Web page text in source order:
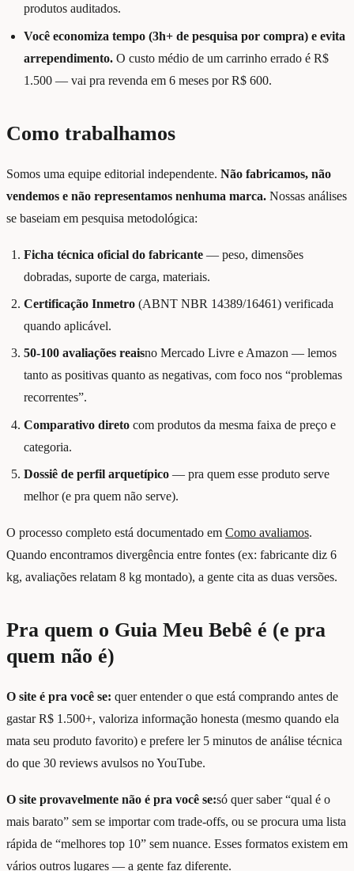
produtos auditados.
Você economiza tempo (3h+ de pesquisa por compra) e evita
arrependimento. O custo médio de um carrinho errado é R$
1.500 — vai pra revenda em 6 meses por R$ 600.
Como trabalhamos
Somos uma equipe editorial independente. Não fabricamos, não
vendemos e não representamos nenhuma marca. Nossas análises
se baseiam em pesquisa metodológica:
Ficha técnica oficial do fabricante — peso, dimensões
dobradas, suporte de carga, materiais.
Certificação Inmetro (ABNT NBR 14389/16461) verificada
quando aplicável.
50-100 avaliações reaisno Mercado Livre e Amazon — lemos
tanto as positivas quanto as negativas, com foco nos “problemas
recorrentes”.
Comparativo direto com produtos da mesma faixa de preço e
categoria.
Dossiê de perfil arquetípico — pra quem esse produto serve
melhor (e pra quem não serve).
O processo completo está documentado em Como avaliamos.
Quando encontramos divergência entre fontes (ex: fabricante diz 6
kg, avaliações relatam 8 kg montado), a gente cita as duas versões.
Pra quem o Guia Meu Bebê é (e pra
quem não é)
O site é pra você se: quer entender o que está comprando antes de
gastar R$ 1.500+, valoriza informação honesta (mesmo quando ela
mata seu produto favorito) e prefere ler 5 minutos de análise técnica
do que 30 reviews avulsos no YouTube.
O site provavelmente não é pra você se:só quer saber “qual é o
mais barato” sem se importar com trade-offs, ou se procura uma lista
rápida de “melhores top 10” sem nuance. Esses formatos existem em
vários outros lugares — a gente faz diferente.